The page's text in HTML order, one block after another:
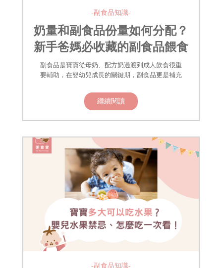
-副食品知識-
奶量和副食品份量如何分配？
新手爸媽必收藏的副食品餵食
技巧！
副食品是寶寶從母奶、配方奶過渡到成人飲食很重
要輔助，在嬰幼兒成長的關鍵期，副食品更是補充
繼續閱讀
-副食品知識-